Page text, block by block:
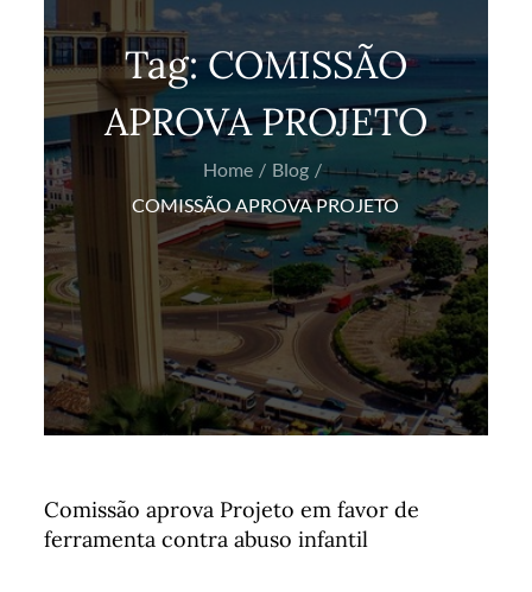
Tag:COMISSÃO
APROVA PROJETO
Home
Blog
COMISSÃO APROVA PROJETO
Comissão aprova Projeto em favor de
ferramenta contra abuso infantil